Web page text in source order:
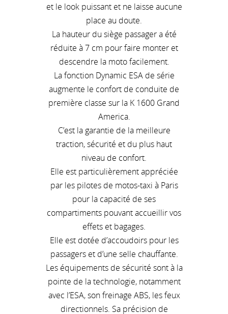
et le look puissant et ne laisse aucune
place au doute.
La hauteur du siège passager a été
réduite à 7 cm pour faire monter et
descendre la moto facilement.
La fonction Dynamic ESA de série
augmente le confort de conduite de
première classe sur la K 1600 Grand
America.
C’est la garantie de la meilleure
traction, sécurité et du plus haut
niveau de confort.
Elle est particulièrement appréciée
par les pilotes de motos-taxi à Paris
pour la capacité de ses
compartiments pouvant accueillir vos
effets et bagages.
Elle est dotée d’accoudoirs pour les
passagers et d’une selle chauffante.
Les équipements de sécurité sont à la
pointe de la technologie, notamment
avec l’ESA, son freinage ABS, les feux
directionnels. Sa précision de